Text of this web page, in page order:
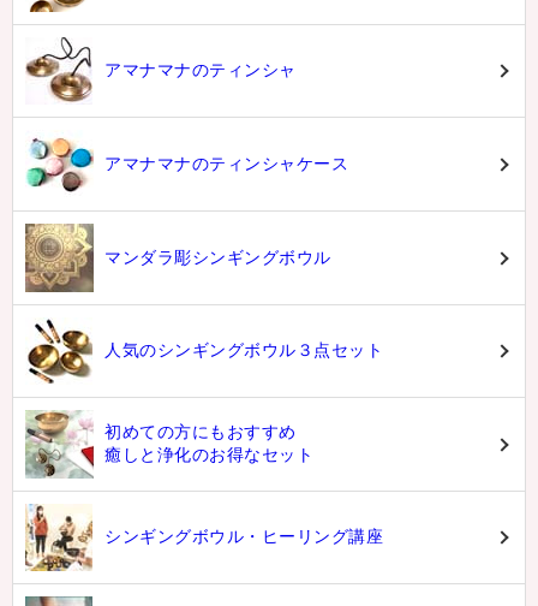
アマナマナのティンシャ
アマナマナのティンシャケース
マンダラ彫シンギングボウル
人気のシンギングボウル３点セット
初めての方にもおすすめ
癒しと浄化のお得なセット
シンギングボウル・ヒーリング講座